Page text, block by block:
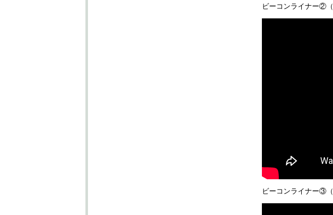
ビーコンライナー②
ビーコンライナー③